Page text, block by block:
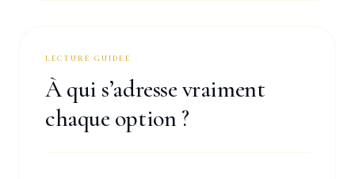
LECTURE GUIDEE
À qui s’adresse vraiment
chaque option ?